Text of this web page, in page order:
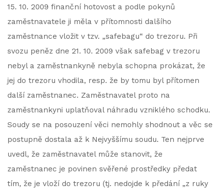
15. 10. 2009 finanční hotovost a podle pokynů
zaměstnavatele ji měla v přítomnosti dalšího
zaměstnance vložit v tzv. „safebagu“ do trezoru. Při
svozu peněz dne 21. 10. 2009 však safebag v trezoru
nebyl a zaměstnankyně nebyla schopna prokázat, že
jej do trezoru vhodila, resp. že by tomu byl přítomen
další zaměstnanec. Zaměstnavatel proto na
zaměstnankyni uplatňoval náhradu vzniklého schodku.
Soudy se na posouzení věci nemohly shodnout a věc se
postupně dostala až k Nejvyššímu soudu. Ten nejprve
uvedl, že zaměstnavatel může stanovit, že
zaměstnanec je povinen svěřené prostředky předat
tím, že je vloží do trezoru (tj. nedojde k předání „z ruky